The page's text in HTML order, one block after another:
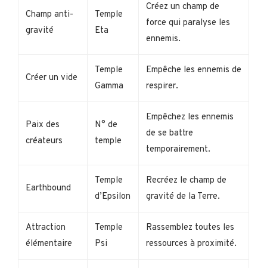
Champ anti-
gravité
Temple
Eta
Créez un champ de
force qui paralyse les
ennemis.
Créer un vide
Temple
Gamma
Empêche les ennemis de
respirer.
Paix des
créateurs
N° de
temple
Empêchez les ennemis
de se battre
temporairement.
Earthbound
Temple
d’Epsilon
Recréez le champ de
gravité de la Terre.
Attraction
élémentaire
Temple
Psi
Rassemblez toutes les
ressources à proximité.